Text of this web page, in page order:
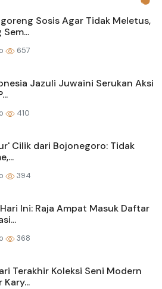
Sosis Agar Tidak Meletus,
657
Jazuli Juwaini Serukan Aksi
410
Cilik dari Bojonegoro: Tidak
394
Ini: Raja Ampat Masuk Daftar
368
Terakhir Koleksi Seni Modern